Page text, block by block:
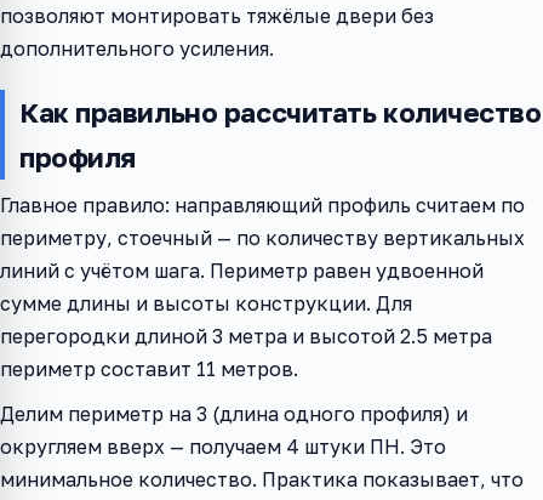
позволяют монтировать тяжёлые двери без
дополнительного усиления.
Как правильно рассчитать количество
профиля
Главное правило: направляющий профиль считаем по
периметру, стоечный — по количеству вертикальных
линий с учётом шага. Периметр равен удвоенной
сумме длины и высоты конструкции. Для
перегородки длиной 3 метра и высотой 2.5 метра
периметр составит 11 метров.
Делим периметр на 3 (длина одного профиля) и
округляем вверх — получаем 4 штуки ПН. Это
минимальное количество. Практика показывает, что